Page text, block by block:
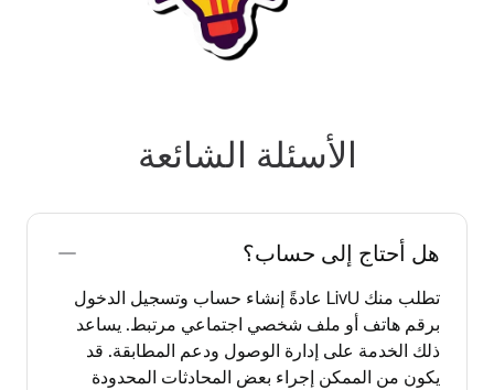
الأسئلة الشائعة
هل أحتاج إلى حساب؟
تطلب منك LivU عادةً إنشاء حساب وتسجيل الدخول
برقم هاتف أو ملف شخصي اجتماعي مرتبط. يساعد
ذلك الخدمة على إدارة الوصول ودعم المطابقة. قد
يكون من الممكن إجراء بعض المحادثات المحدودة